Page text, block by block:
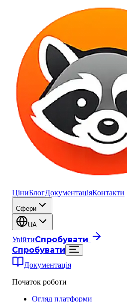
ЦіниБлогДокументаціяКонтакти
Сфери
UA
УвійтиСпробувати
Спробувати
Документація
Початок роботи
Огляд платформи